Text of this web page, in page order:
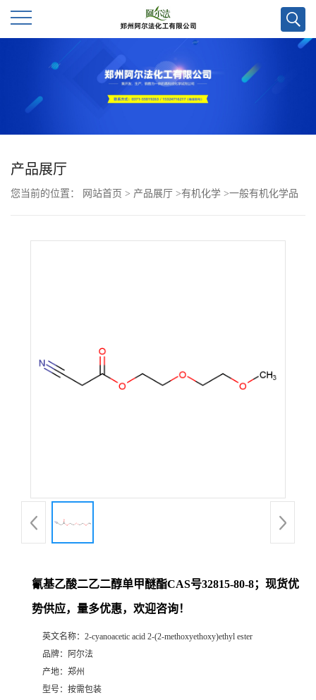
公
厅
产品展厅
您当前的位置： 网站首页 > 产品展厅 >有机化学 >一般有机化学品
氰基乙酸二乙二醇单甲醚酯CAS号32815-80-8；现货优
势供应，量多优惠，欢迎咨询！
英文名称： 2-cyanoacetic acid 2-(2-methoxyethoxy)ethyl ester
品牌：
阿尔法
产地： 郑州
型号： 按需包装